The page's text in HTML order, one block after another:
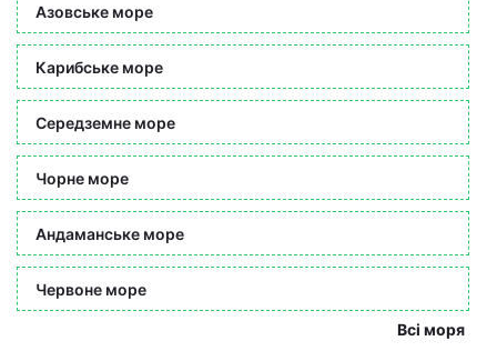
Азовське море
Карибське море
Середземне море
Чорне море
Андаманське море
Червоне море
Всі моря